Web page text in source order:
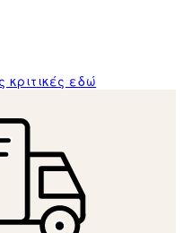
κριτικές εδώ